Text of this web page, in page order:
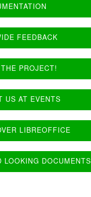
FEEDBACK
PROJECT!
US AT EVENTS
LIBREOFFICE
LOOKING DOCUMENTS